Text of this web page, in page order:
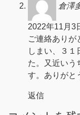
倉澤
2022年11月3
ご連絡ありが
しまい、３１
た。又近いう
す。ありがと
返信